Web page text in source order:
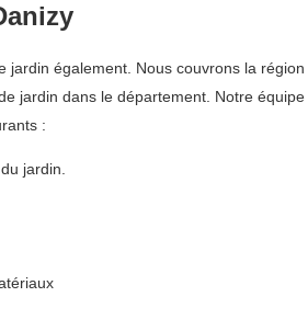
également. Nous couvrons la
jardin dans le département. Notre
:
jardin.